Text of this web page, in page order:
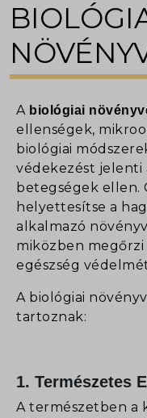
A biológiai
ellenségek,
biológiai
védekezést jelenti
betegségek ellen.
helyettesítse a
alkalmazó
miközben megőrzi
egészség
A biológiai
tartoznak:
1. Természetes
A természetben a